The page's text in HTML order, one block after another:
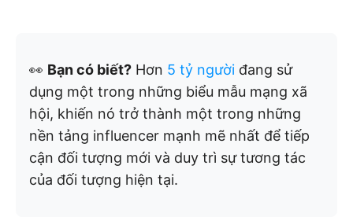
👀 Bạn có biết? Hơn 5 tỷ người đang sử
dụng một trong những biểu mẫu mạng xã
hội, khiến nó trở thành một trong những
nền tảng influencer mạnh mẽ nhất để tiếp
cận đối tượng mới và duy trì sự tương tác
của đối tượng hiện tại.